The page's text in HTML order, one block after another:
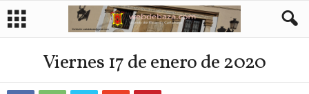
Viernes 17 de enero de 2020